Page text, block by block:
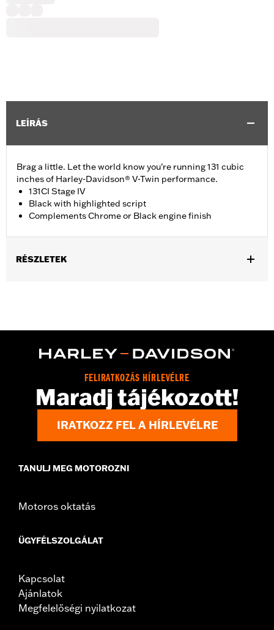
LEÍRÁS
Brag a little. Let the world know you’re running 131 cubic
inches of Harley-Davidson® V-Twin performance.
131CI Stage IV
Black with highlighted script
Complements Chrome or Black engine finish
RÉSZLETEK
Sold In Units:Each
WARRANTY:,,,,,,,,,,,,,,,,,,,,,,,,,,,,,,,,,,,,,,,,,,,,,,,,,,,,,,,,,,,,,,,,,,
FELIRATKOZÁS HÍRLEVÉLRE
Maradj tájékozott!
IRATKOZZ FEL A HÍRLEVÉLRE
TANULJ MEG MOTOROZNI
Motoros oktatás
ÜGYFÉLSZOLGÁLAT
Kapcsolat
Ajánlatok
Megfelelőségi nyilatkozat